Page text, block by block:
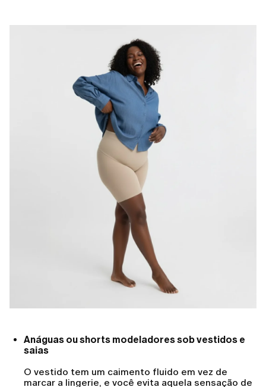
Anáguas ou shorts modeladores sob vestidos e
saias
O vestido tem um caimento fluido em vez de
marcar a lingerie, e você evita aquela sensação de